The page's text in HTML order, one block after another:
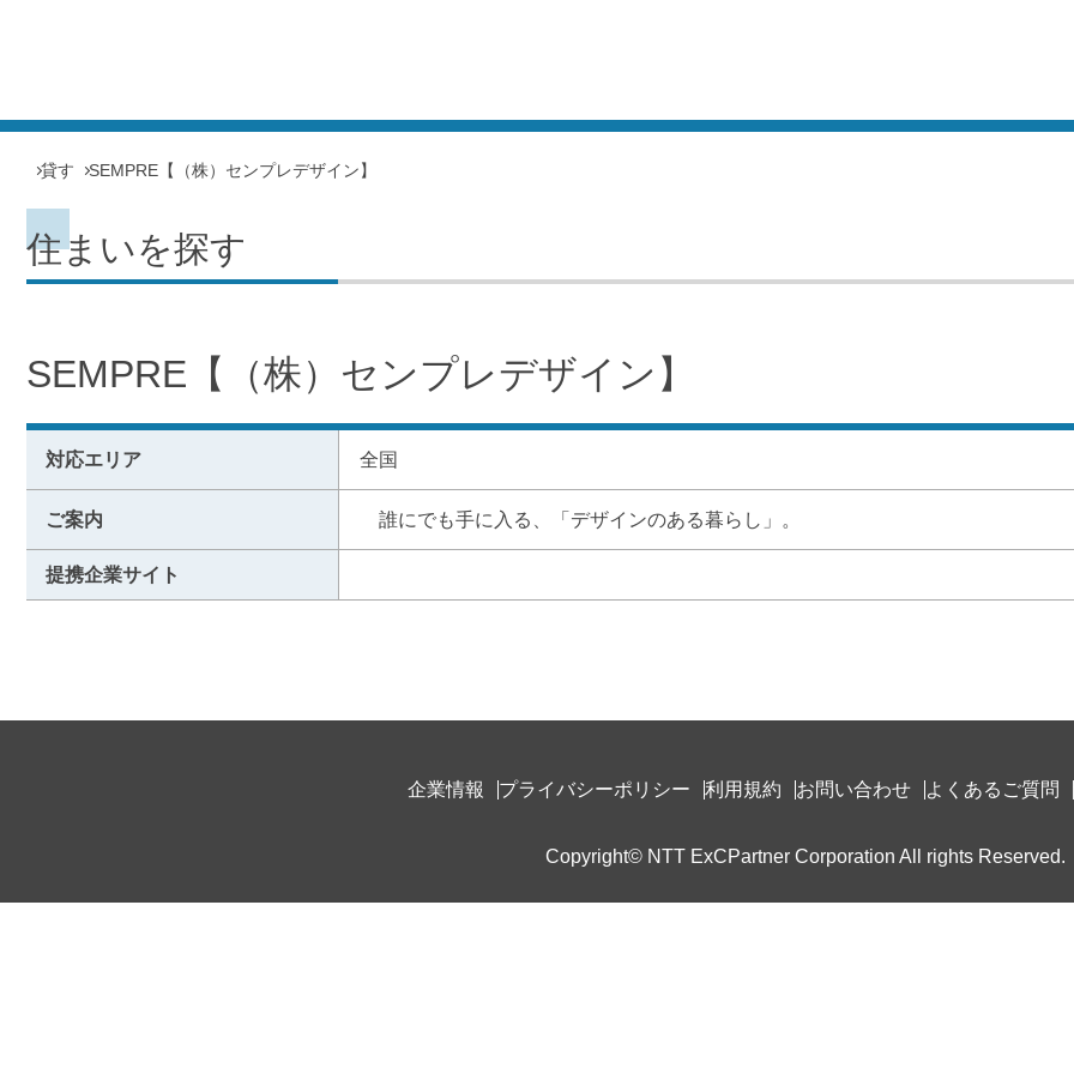
貸す SEMPRE【（株）センプレデザイン】
住まいを探す
SEMPRE【（株）センプレデザイン】
対応エリア 全国
ご案内 誰にでも手に入る、「デザインのある暮らし」。
提携企業サイト
企業情報 プライバシーポリシー 利用規約 お問い合わせ よくあるご質問
Copyright© NTT ExCPartner Corporation All rights Reserved.